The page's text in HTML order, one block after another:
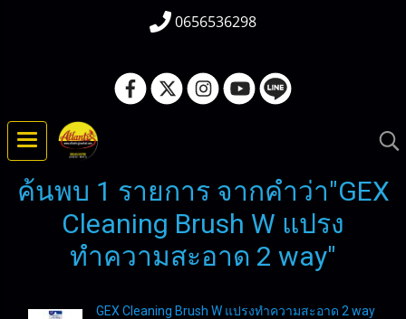
0656536298
ค้นพบ 1 รายการ จากคำว่า"GEX
Cleaning Brush W แปรง
ทำความสะอาด 2 way"
GEX Cleaning Brush W แปรงทำความสะอาด 2 way